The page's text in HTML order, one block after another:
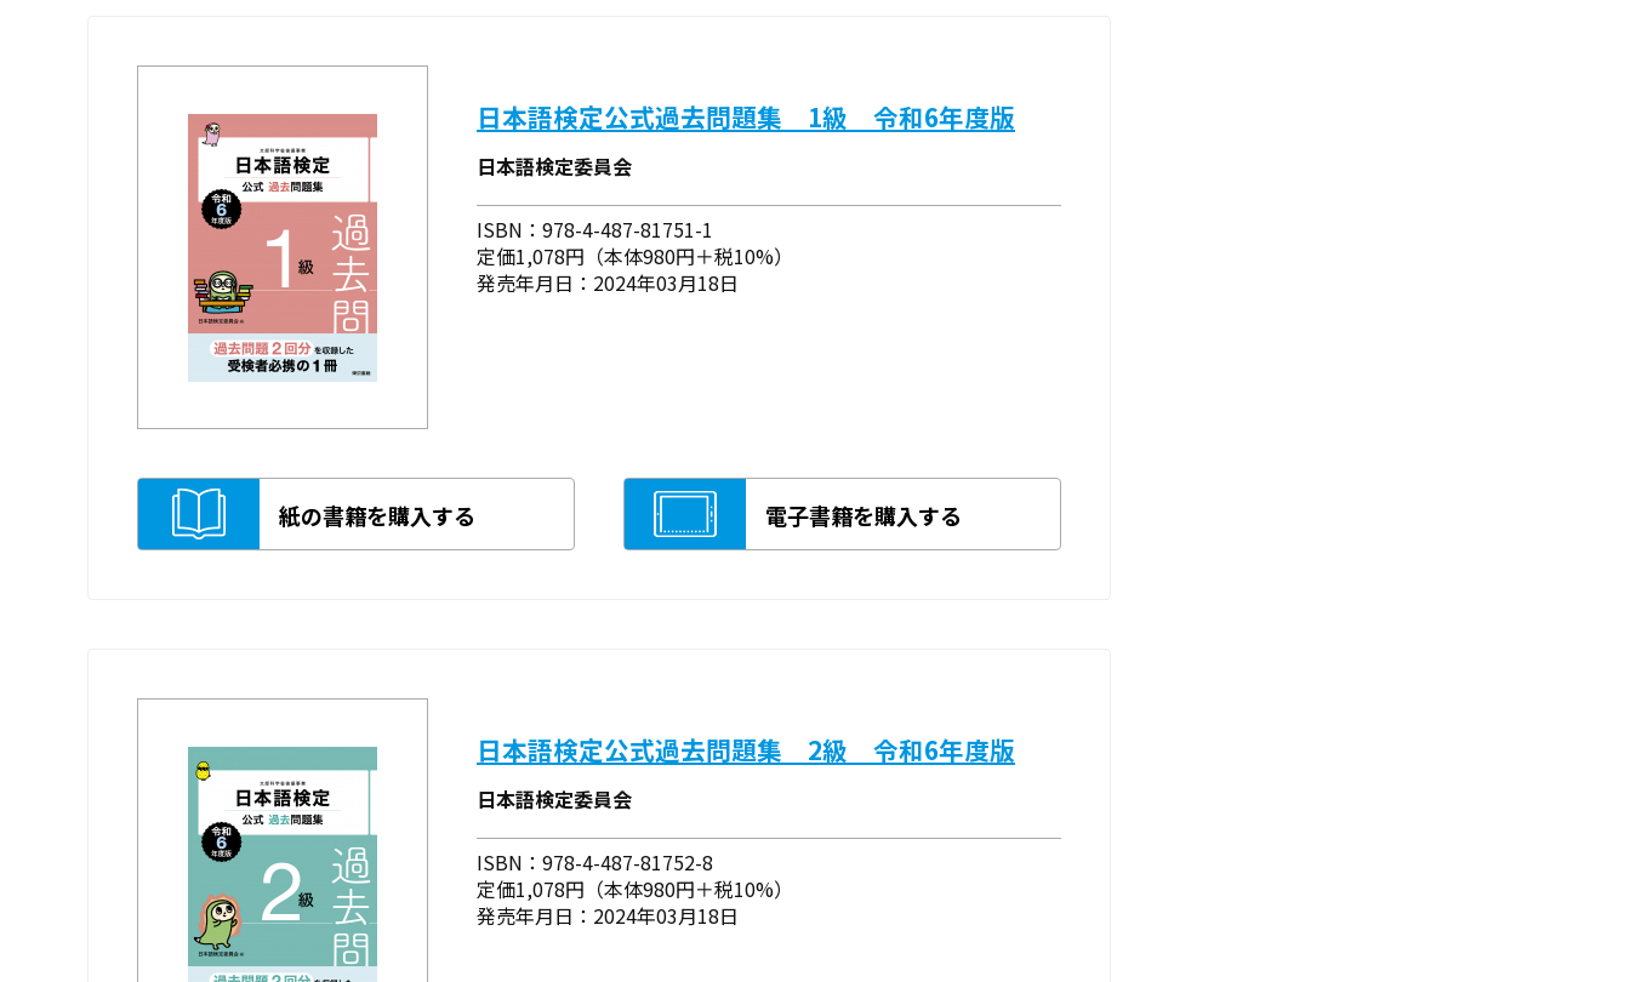
日本語検定公式過去問題集 1級 令和6年度版
日本語検定委員会
ISBN：978-4-487-81751-1
定価1,078円（本体980円＋税10%）
発売年月日：2024年03月18日
紙の書籍を購入する 電子書籍を購入する
日本語検定公式過去問題集 2級 令和6年度版
日本語検定委員会
ISBN：978-4-487-81752-8
定価1,078円（本体980円＋税10%）
発売年月日：2024年03月18日